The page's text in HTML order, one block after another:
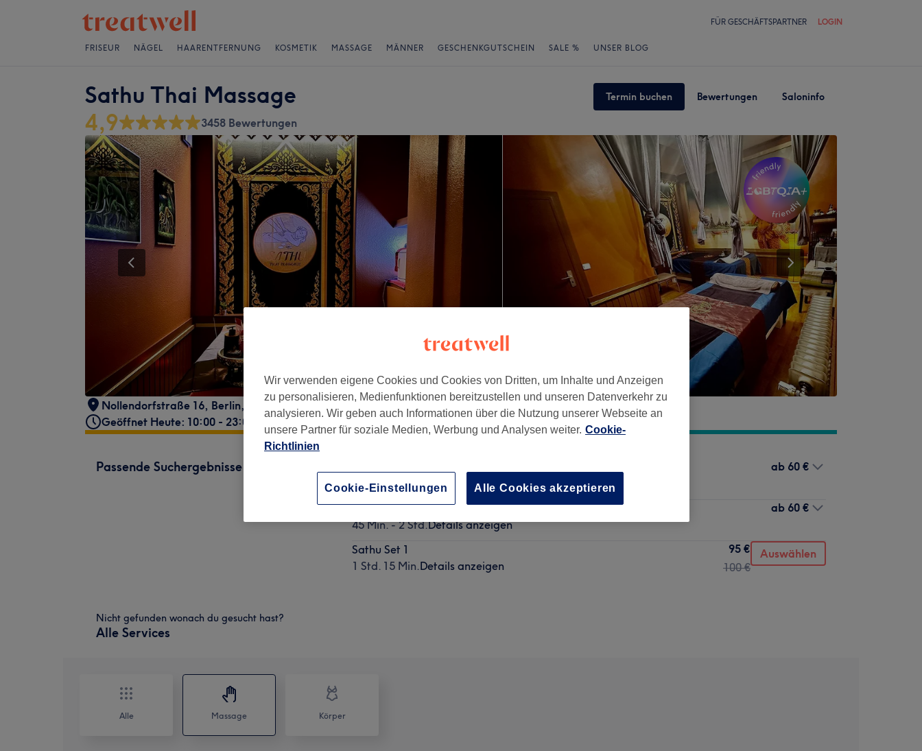
FÜR GESCHÄFTSPARTNER LOGIN
FRISEUR NÄGEL HAARENTFERNUNG KOSMETIK MASSAGE MÄNNER GESCHENKGUTSCHEIN SALE % UNSER BLOG
Sathu Thai Massage Termin buchen Bewertungen Saloninfo
4,9 3458 Bewertungen
Nollendorfstraße 16, Berlin, Schöneberg, 10777
Geöffnet Heute: 10:00 - 23:00
Passende Suchergebnisse
45 Min. - 2 Std.Details anzeigen
ab 60 €
Thai Yoga Massage
45 Min. - 2 Std.Details anzeigen
ab 60 €
Sathu Set 1
1 Std. 15 Min.Details anzeigen
95 €
100 €
Auswählen
Nicht gefunden wonach du gesucht hast?
Alle Services
Alle Massage Körper
Wir verwenden eigene Cookies und Cookies von Dritten, um Inhalte und Anzeigen
zu personalisieren, Medienfunktionen bereitzustellen und unseren Datenverkehr zu
analysieren. Wir geben auch Informationen über die Nutzung unserer Webseite an
unsere Partner für soziale Medien, Werbung und Analysen weiter. Cookie-
Richtlinien
Cookie-Einstellungen Alle Cookies akzeptieren